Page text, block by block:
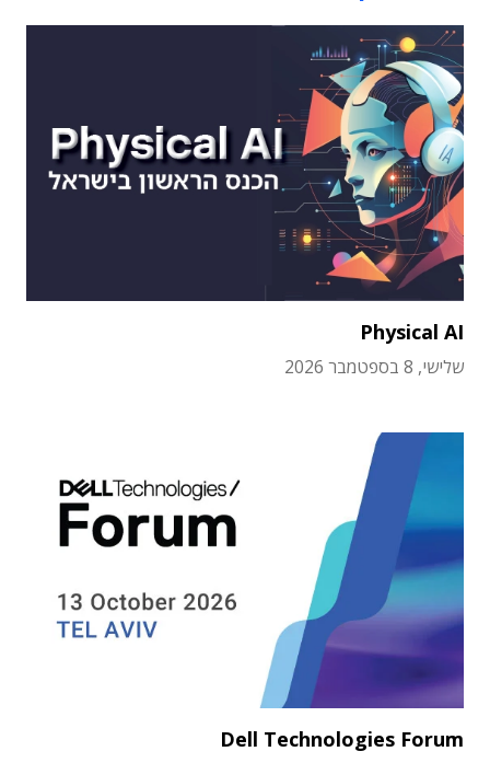
Physical AI
שלישי, 8 בספטמבר 2026
Dell Technologies Forum